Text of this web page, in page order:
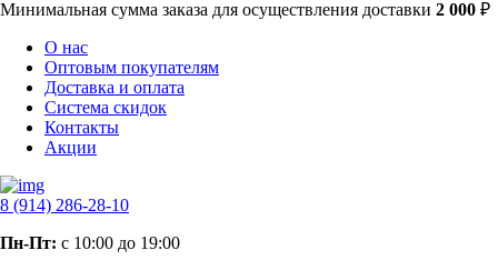
Минимальная сумма заказа для осуществления доставки 2 000 ₽
О нас
Оптовым покупателям
Доставка и оплата
Система скидок
Контакты
Акции
8 (914) 286-28-10
Пн-Пт: с 10:00 до 19:00